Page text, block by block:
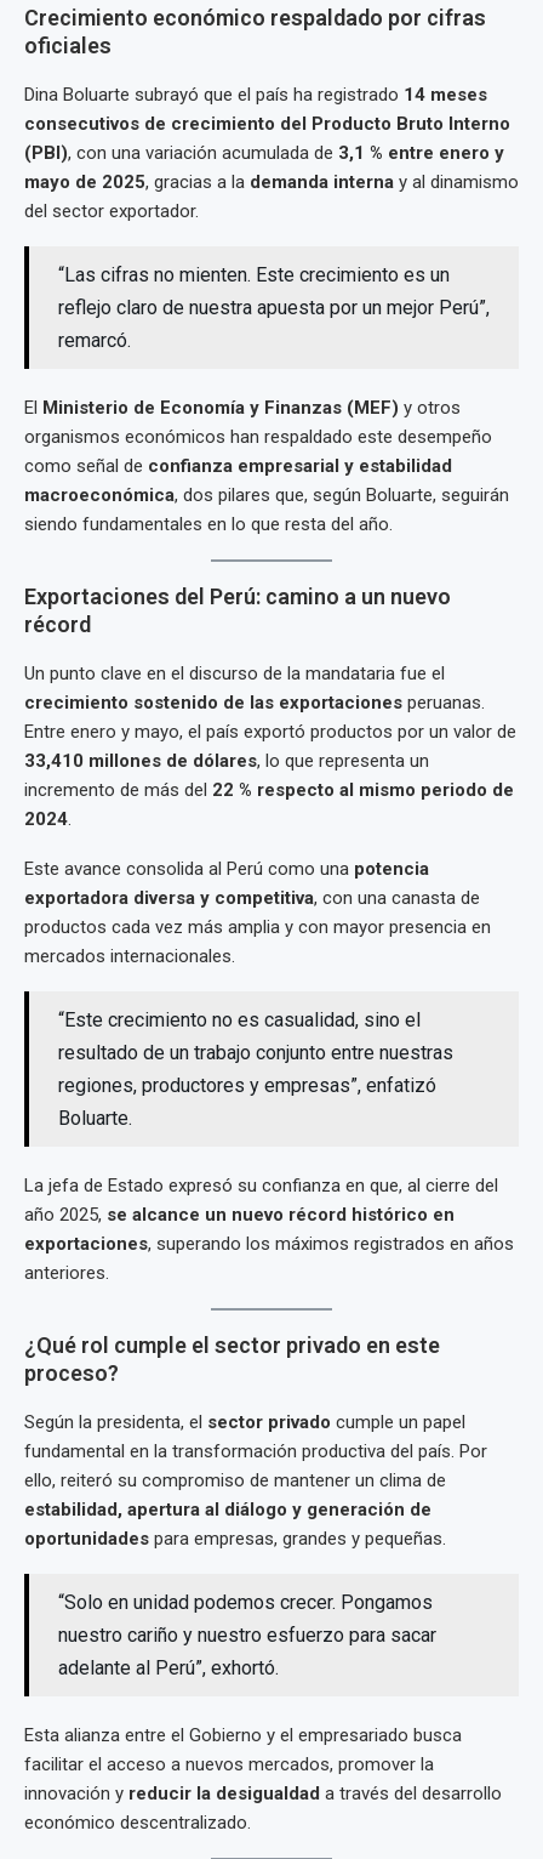
Crecimiento económico respaldado por cifras
oficiales
Dina Boluarte subrayó que el país ha registrado 14 meses
consecutivos de crecimiento del Producto Bruto Interno
(PBI), con una variación acumulada de 3,1 % entre enero y
mayo de 2025, gracias a la demanda interna y al dinamismo
del sector exportador.
“Las cifras no mienten. Este crecimiento es un
reflejo claro de nuestra apuesta por un mejor Perú”,
remarcó.
El Ministerio de Economía y Finanzas (MEF) y otros
organismos económicos han respaldado este desempeño
como señal de confianza empresarial y estabilidad
macroeconómica, dos pilares que, según Boluarte, seguirán
siendo fundamentales en lo que resta del año.
Exportaciones del Perú: camino a un nuevo
récord
Un punto clave en el discurso de la mandataria fue el
crecimiento sostenido de las exportaciones peruanas.
Entre enero y mayo, el país exportó productos por un valor de
33,410 millones de dólares, lo que representa un
incremento de más del 22 % respecto al mismo periodo de
2024.
Este avance consolida al Perú como una potencia
exportadora diversa y competitiva, con una canasta de
productos cada vez más amplia y con mayor presencia en
mercados internacionales.
“Este crecimiento no es casualidad, sino el
resultado de un trabajo conjunto entre nuestras
regiones, productores y empresas”, enfatizó
Boluarte.
La jefa de Estado expresó su confianza en que, al cierre del
año 2025, se alcance un nuevo récord histórico en
exportaciones, superando los máximos registrados en años
anteriores.
¿Qué rol cumple el sector privado en este
proceso?
Según la presidenta, el sector privado cumple un papel
fundamental en la transformación productiva del país. Por
ello, reiteró su compromiso de mantener un clima de
estabilidad, apertura al diálogo y generación de
oportunidades para empresas, grandes y pequeñas.
“Solo en unidad podemos crecer. Pongamos
nuestro cariño y nuestro esfuerzo para sacar
adelante al Perú”, exhortó.
Esta alianza entre el Gobierno y el empresariado busca
facilitar el acceso a nuevos mercados, promover la
innovación y reducir la desigualdad a través del desarrollo
económico descentralizado.